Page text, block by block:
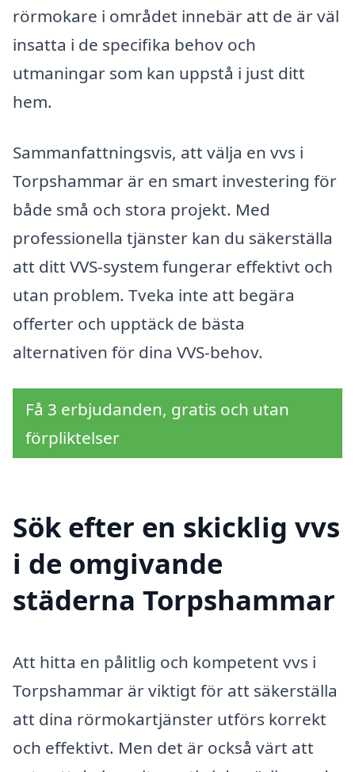
rörmokare i området innebär att de är väl
insatta i de specifika behov och
utmaningar som kan uppstå i just ditt
hem.
Sammanfattningsvis, att välja en vvs i
Torpshammar är en smart investering för
både små och stora projekt. Med
professionella tjänster kan du säkerställa
att ditt VVS-system fungerar effektivt och
utan problem. Tveka inte att begära
offerter och upptäck de bästa
alternativen för dina VVS-behov.
Få 3 erbjudanden, gratis och utan
förpliktelser
Sök efter en skicklig vvs
i de omgivande
städerna Torpshammar
Att hitta en pålitlig och kompetent vvs i
Torpshammar är viktigt för att säkerställa
att dina rörmokartjänster utförs korrekt
och effektivt. Men det är också värt att